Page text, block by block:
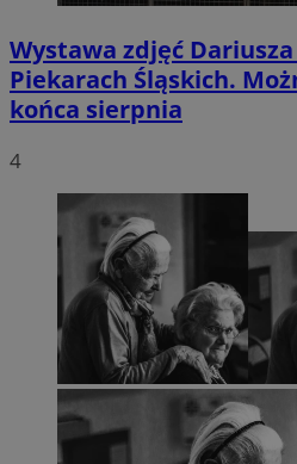
Wystawa zdjęć
Piekarach Śląskich.
końca sierpnia
4